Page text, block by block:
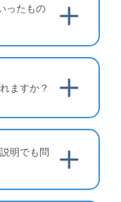
ったもの
ますか？
明でも問